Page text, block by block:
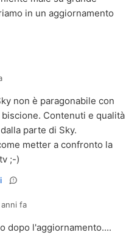
in un aggiornamento
non è paragonabile con
Contenuti e qualità
parte di Sky.
metter a confronto la
;-)
anni fa
dopo l'aggiornamento....